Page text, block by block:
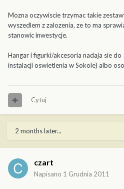
Mozna oczywiscie trzymac takie
wyszedlem z zalozenia, ze to ma
stanowic inwestycje.
Hangar i figurki/akcesoria nadaja sie
instalacji oswietlenia w Sokole) albo
Cytuj
2 months later...
czart
Napisano 1 Grudnia 2011